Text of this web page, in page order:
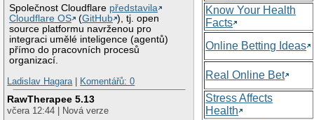
Společnost Cloudflare představila
Cloudflare OS
(GitHub ), tj. open
source platformu navrženou pro
integraci umělé inteligence (agentů)
přímo do pracovních procesů
organizací.
Ladislav Hagara
Komentářů: 0
RawTherapee 5.13
včera 12:44 | Nová verze
Know Your Health
Facts
Online Betting Ideas
Real Online Bet
Stress Affects
Health